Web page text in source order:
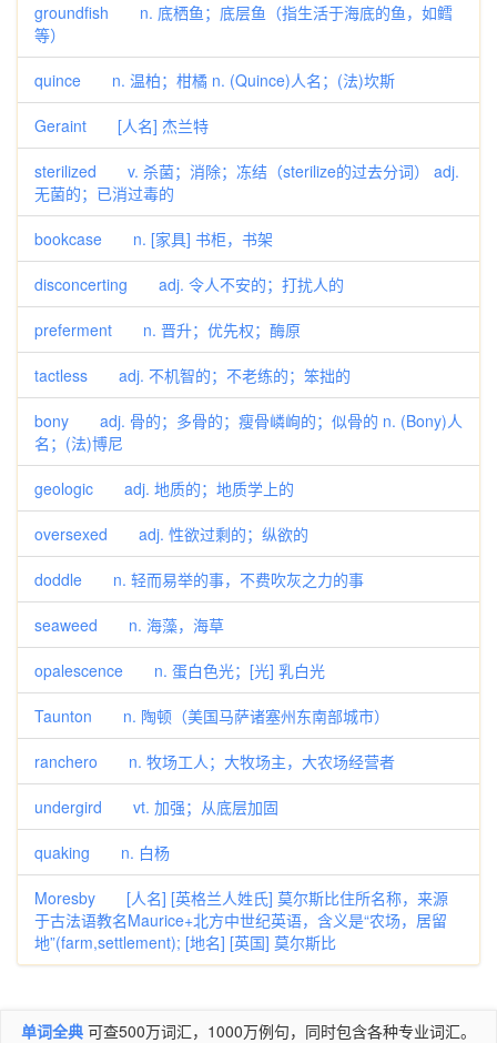
groundfish n. 底栖鱼；底层鱼（指生活于海底的鱼，如鳕
等）
quince n. 温柏；柑橘 n. (Quince)人名；(法)坎斯
Geraint [人名] 杰兰特
sterilized v. 杀菌；消除；冻结（sterilize的过去分词） adj.
无菌的；已消过毒的
bookcase n. [家具] 书柜，书架
disconcerting adj. 令人不安的；打扰人的
preferment n. 晋升；优先权；酶原
tactless adj. 不机智的；不老练的；笨拙的
bony adj. 骨的；多骨的；瘦骨嶙峋的；似骨的 n. (Bony)人
名；(法)博尼
geologic adj. 地质的；地质学上的
oversexed adj. 性欲过剩的；纵欲的
doddle n. 轻而易举的事，不费吹灰之力的事
seaweed n. 海藻，海草
opalescence n. 蛋白色光；[光] 乳白光
Taunton n. 陶顿（美国马萨诸塞州东南部城市）
ranchero n. 牧场工人；大牧场主，大农场经营者
undergird vt. 加强；从底层加固
quaking n. 白杨
Moresby [人名] [英格兰人姓氏] 莫尔斯比住所名称，来源
于古法语教名Maurice+北方中世纪英语，含义是“农场，居留
地”(farm,settlement); [地名] [英国] 莫尔斯比
单词全典 可查500万词汇，1000万例句，同时包含各种专业词汇。